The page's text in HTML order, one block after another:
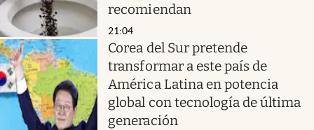
recomiendan
21:04
Corea del Sur pretende
transformar a este país de
América Latina en potencia
global con tecnología de última
generación